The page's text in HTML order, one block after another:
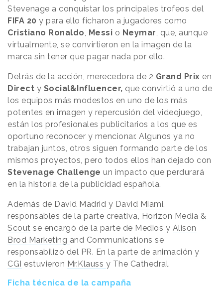
Stevenage a conquistar los principales trofeos del
FIFA 20 y para ello ficharon a jugadores como
Cristiano Ronaldo, Messi o Neymar, que, aunque
virtualmente, se convirtieron en la imagen de la
marca sin tener que pagar nada por ello.
Detrás de la acción, merecedora de 2 Grand Prix en
Direct y Social&Influencer, que convirtió a uno de
los equipos más modestos en uno de los más
potentes en imagen y repercusión del videojuego,
están los profesionales publicitarios a los que es
oportuno reconocer y mencionar. Algunos ya no
trabajan juntos, otros siguen formando parte de los
mismos proyectos, pero todos ellos han dejado con
Stevenage Challenge un impacto que perdurará
en la historia de la publicidad española.
Además de David Madrid y David Miami,
responsables de la parte creativa, Horizon Media &
Scout se encargó de la parte de Medios y Alison
Brod Marketing and Communications se
responsabilizó del PR. En la parte de animación y
CGI estuvieron Mr.Klauss y The Cathedral.
Ficha técnica de la campaña